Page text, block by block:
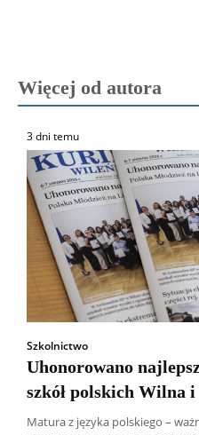
Więcej od autora
3 dni temu
Szkolnictwo
Uhonorowano
szkół polskich Wilna
Matura z języka polskiego –